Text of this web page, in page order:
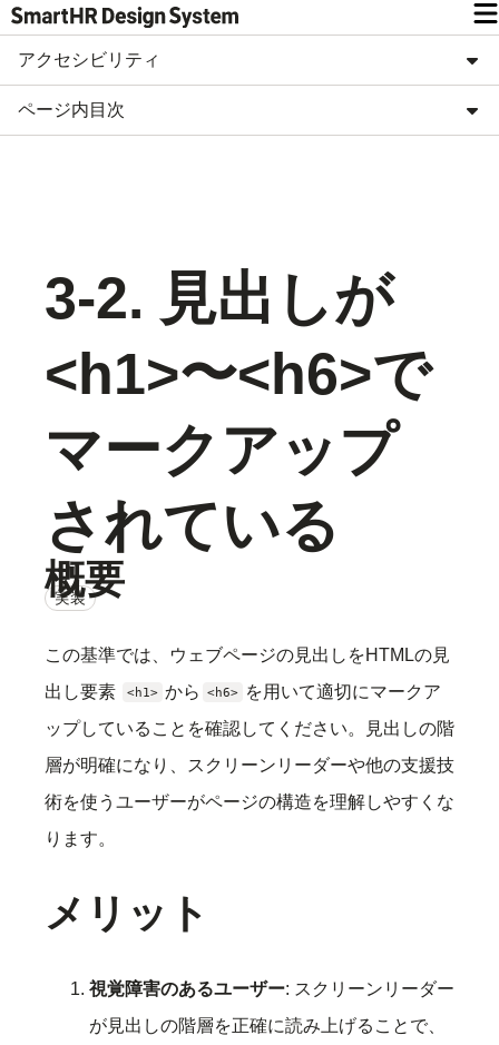
アクセシビリティ
ページ内目次
3-2. 見出しが
<h1>〜<h6>で
マークアップ
されている
実装
概要
この基準では、ウェブページの見出しをHTMLの見
出し要素
<h1> から <h6> を用いて適切にマークア
ップしていることを確認してください。見出しの階
層が明確になり、スクリーンリーダーや他の支援技
術を使うユーザーがページの構造を理解しやすくな
ります。
メリット
視覚障害のあるユーザー: スクリーンリーダー
が見出しの階層を正確に読み上げることで、